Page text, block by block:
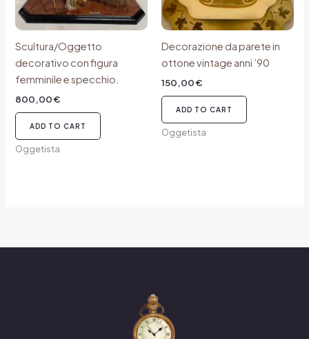
Scultura/Oggetto
decorativo con figura
femminile e specchio.
800,00€
ADD TO CART
Oggetista
Decorazione da parete in
ottone vintage anni ’90
150,00€
ADD TO CART
Oggetista